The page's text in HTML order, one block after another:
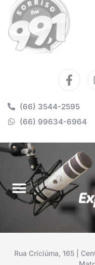
(66) 3544-2595
(66) 99634-6964
Rua Criciúma, 165 |